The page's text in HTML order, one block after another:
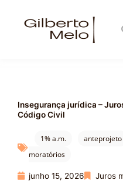
Insegurança jurídica –
Código Civil
1% a.m. anteprojeto
moratórios
junho 15, 2026 Juros